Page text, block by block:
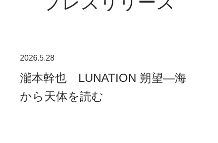
2026.5.28
瀧本幹也 LUNATION 朔望―海
から天体を読む